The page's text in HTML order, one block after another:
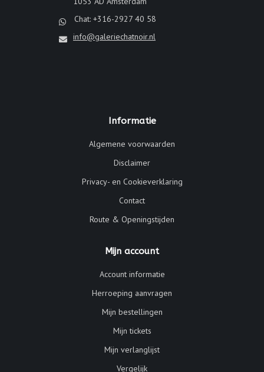
Chat: +316-2927 40 58
info@galeriechatnoir.nl
Informatie
Algemene voorwaarden
Disclaimer
Privacy- en Cookieverklaring
Contact
Route & Openingstijden
Mijn account
Account informatie
Herroeping aanvragen
Mijn bestellingen
Mijn tickets
Mijn verlanglijst
Vergelijk